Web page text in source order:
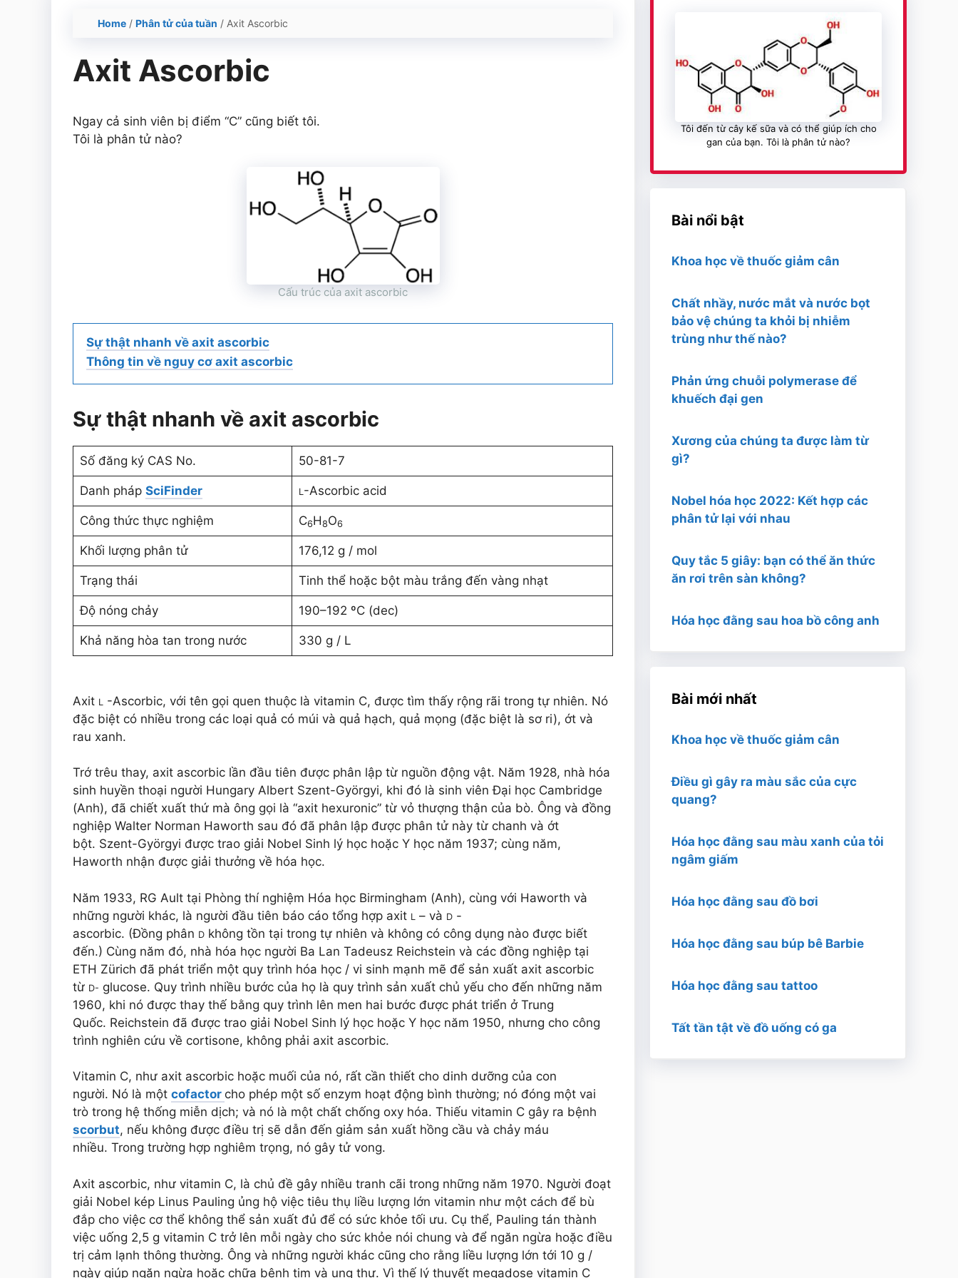
Home / Phân tử của tuần / Axit Ascorbic
Axit Ascorbic
Ngay cả sinh viên bị điểm “C” cũng biết tôi.
Tôi là phân tử nào?
Cấu trúc của axit ascorbic
Sự thật nhanh về axit ascorbic
Thông tin về nguy cơ axit ascorbic
Sự thật nhanh về axit ascorbic
Số đăng ký CAS No. 50-81-7
Danh pháp SciFinder L -Ascorbic acid
Công thức thực nghiệm C6H8O6
Khối lượng phân tử 176,12 g / mol
Trạng thái Tinh thể hoặc bột màu trắng đến vàng nhạt
Độ nóng chảy 190–192 ºC (dec)
Khả năng hòa tan trong nước 330 g / L
Axit L
-Ascorbic, với tên gọi quen thuộc là vitamin C, được tìm thấy rộng rãi trong tự nhiên. Nó
đặc biệt có nhiều trong các loại quả có múi và quả hạch, quả mọng (đặc biệt là sơ ri), ớt và
rau xanh.
Trớ trêu thay, axit ascorbic lần đầu tiên được phân lập từ nguồn động vật. Năm 1928, nhà hóa
sinh huyền thoại người Hungary Albert Szent-Györgyi, khi đó là sinh viên Đại học Cambridge
(Anh), đã chiết xuất thứ mà ông gọi là “axit hexuronic” từ vỏ thượng thận của bò. Ông và đồng
nghiệp Walter Norman Haworth sau đó đã phân lập được phân tử này từ chanh và ớt
bột. Szent-Györgyi được trao giải Nobel Sinh lý học hoặc Y học năm 1937; cùng năm,
Haworth nhận được giải thưởng về hóa học.
Năm 1933, RG Ault tại Phòng thí nghiệm Hóa học Birmingham (Anh), cùng với Haworth và
những người khác, là người đầu tiên báo cáo tổng hợp axit L – và D -
ascorbic. (Đồng phân D không tồn tại trong tự nhiên và không có công dụng nào được biết
đến.) Cùng năm đó, nhà hóa học người Ba Lan Tadeusz Reichstein và các đồng nghiệp tại
ETH Zürich đã phát triển một quy trình hóa học / vi sinh mạnh mẽ để sản xuất axit ascorbic
từ D- glucose. Quy trình nhiều bước của họ là quy trình sản xuất chủ yếu cho đến những năm
1960, khi nó được thay thế bằng quy trình lên men hai bước được phát triển ở Trung
Quốc. Reichstein đã được trao giải Nobel Sinh lý học hoặc Y học năm 1950, nhưng cho công
trình nghiên cứu về cortisone, không phải axit ascorbic.
Vitamin C, như axit ascorbic hoặc muối của nó, rất cần thiết cho dinh dưỡng của con
người. Nó là một cofactor cho phép một số enzym hoạt động bình thường; nó đóng một vai
trò trong hệ thống miễn dịch; và nó là một chất chống oxy hóa. Thiếu vitamin C gây ra bệnh
scorbut, nếu không được điều trị sẽ dẫn đến giảm sản xuất hồng cầu và chảy máu
nhiều. Trong trường hợp nghiêm trọng, nó gây tử vong.
Axit ascorbic, như vitamin C, là chủ đề gây nhiều tranh cãi trong những năm 1970. Người đoạt
giải Nobel kép Linus Pauling ủng hộ việc tiêu thụ liều lượng lớn vitamin như một cách để bù
đắp cho việc cơ thể không thể sản xuất đủ để có sức khỏe tối ưu. Cụ thể, Pauling tán thành
việc uống 2,5 g vitamin C trở lên mỗi ngày cho sức khỏe nói chung và để ngăn ngừa hoặc điều
trị cảm lạnh thông thường. Ông và những người khác cũng cho rằng liều lượng lớn tới 10 g /
ngày giúp ngăn ngừa hoặc chữa bệnh tim và ung thư. Vì thế lý thuyết megadose vitamin C
Tôi đến từ cây kế sữa và có thể giúp ích cho
gan của bạn. Tôi là phân tử nào?
Bài nổi bật
Khoa học về thuốc giảm cân
Chất nhầy, nước mắt và nước bọt
bảo vệ chúng ta khỏi bị nhiễm
trùng như thế nào?
Phản ứng chuỗi polymerase để
khuếch đại gen
Xương của chúng ta được làm từ
gì?
Nobel hóa học 2022: Kết hợp các
phân tử lại với nhau
Quy tắc 5 giây: bạn có thể ăn thức
ăn rơi trên sàn không?
Hóa học đằng sau hoa bồ công anh
Bài mới nhất
Khoa học về thuốc giảm cân
Điều gì gây ra màu sắc của cực
quang?
Hóa học đằng sau màu xanh của tỏi
ngâm giấm
Hóa học đằng sau đồ bơi
Hóa học đằng sau búp bê Barbie
Hóa học đằng sau tattoo
Tất tần tật về đồ uống có ga